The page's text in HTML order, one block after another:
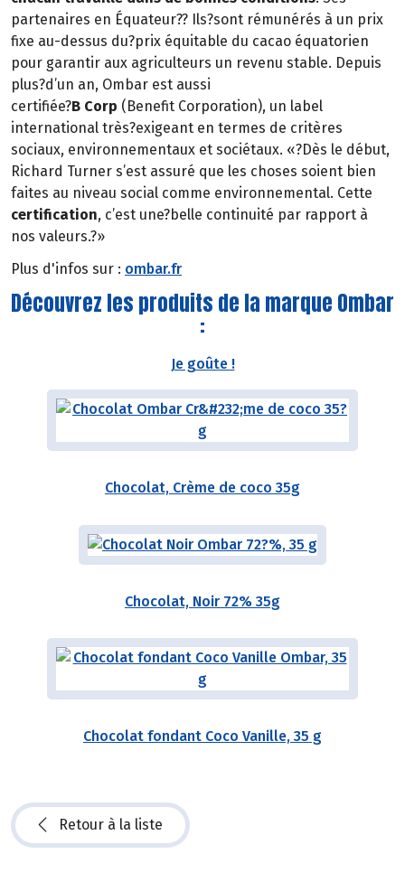
partenaires en Équateur?? Ils?sont rémunérés à un prix
fixe au-dessus du?prix équitable du cacao équatorien
pour garantir aux agriculteurs un revenu stable. Depuis
plus?d’un an, Ombar est aussi
certifiée?B Corp (Benefit Corporation), un label
international très?exigeant en termes de critères
sociaux, environnementaux et sociétaux. «?Dès le début,
Richard Turner s’est assuré que les choses soient bien
faites au niveau social comme environnemental. Cette
certification, c’est une?belle continuité par rapport à
nos valeurs.?»
Plus d'infos sur : ombar.fr
Découvrez les produits de la marque Ombar
:
Je goûte !
Chocolat, Crème de coco 35g
Chocolat, Noir 72% 35g
Chocolat fondant Coco Vanille, 35 g
Retour à la liste